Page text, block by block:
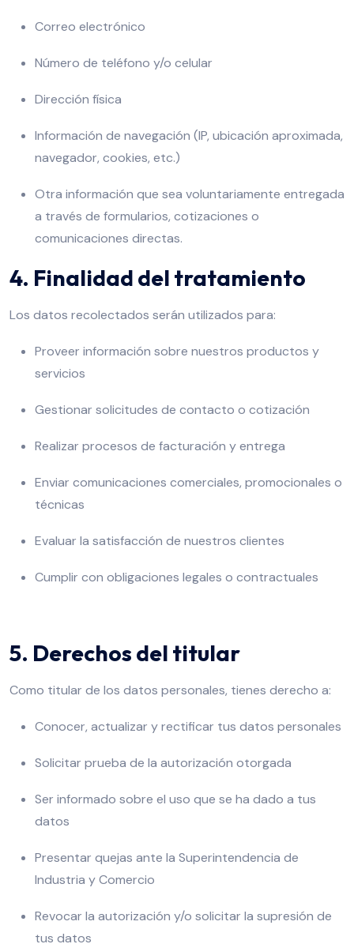
Correo electrónico
Número de teléfono y/o celular
Dirección física
Información de navegación (IP, ubicación aproximada,
navegador, cookies, etc.)
Otra información que sea voluntariamente entregada
a través de formularios, cotizaciones o
comunicaciones directas.
4. Finalidad del tratamiento
Los datos recolectados serán utilizados para:
Proveer información sobre nuestros productos y
servicios
Gestionar solicitudes de contacto o cotización
Realizar procesos de facturación y entrega
Enviar comunicaciones comerciales, promocionales o
técnicas
Evaluar la satisfacción de nuestros clientes
Cumplir con obligaciones legales o contractuales
5. Derechos del titular
Como titular de los datos personales, tienes derecho a:
Conocer, actualizar y rectificar tus datos personales
Solicitar prueba de la autorización otorgada
Ser informado sobre el uso que se ha dado a tus
datos
Presentar quejas ante la Superintendencia de
Industria y Comercio
Revocar la autorización y/o solicitar la supresión de
tus datos